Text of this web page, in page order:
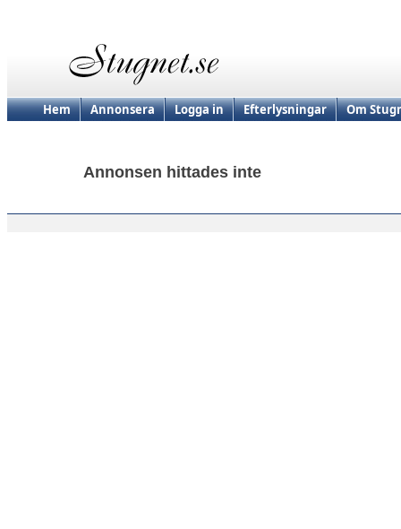
Hem Annonsera Logga in Efterlysningar Om
Annonsen hittades inte